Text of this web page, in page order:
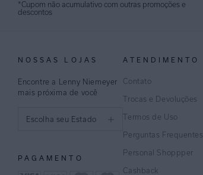
*Cupom não acumulativo com outras promoções e
descontos
NOSSAS LOJAS
Encontre a Lenny Niemeyer
mais próxima de você
Escolha seu Estado
PAGAMENTO
ATENDIMENTO
Contato
Trocas e Devoluções
Termos de Uso
Perguntas Frequentes
Personal Shoppper
Cashback